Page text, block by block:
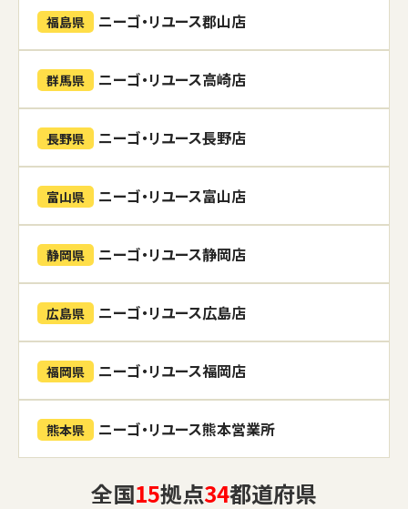
福島県 ニーゴ・リユース郡山店
群馬県 ニーゴ・リユース高崎店
長野県 ニーゴ・リユース長野店
富山県 ニーゴ・リユース富山店
静岡県 ニーゴ・リユース静岡店
広島県 ニーゴ・リユース広島店
福岡県 ニーゴ・リユース福岡店
熊本県 ニーゴ・リユース熊本営業所
全国15拠点34都道府県